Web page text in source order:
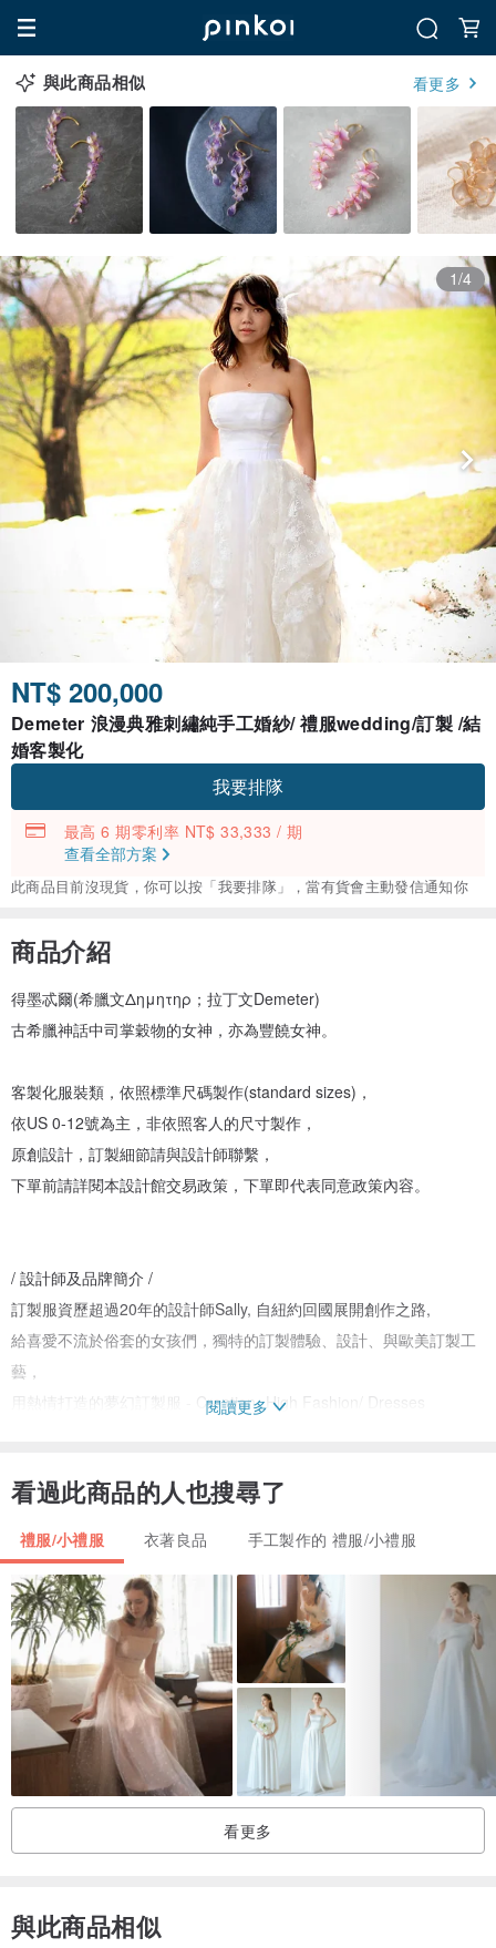
與此商品相似 看更多
1/4
NT$ 200,000
Demeter 浪漫典雅刺繡純手工婚紗/ 禮服wedding/訂製 /結
婚客製化
我要排隊
最高 6 期零利率 NT$ 33,333 / 期
查看全部方案
此商品目前沒現貨，你可以按「我要排隊」，當有貨會主動發信通知你
商品介紹
得墨忒爾(希臘文Δημητηρ；拉丁文Demeter)
古希臘神話中司掌穀物的女神，亦為豐饒女神。
客製化服裝類，依照標準尺碼製作(standard sizes)，
依US 0-12號為主，非依照客人的尺寸製作，
原創設計，訂製細節請與設計師聯繫，
下單前請詳閱本設計館交易政策，下單即代表同意政策內容。
/ 設計師及品牌簡介 /
訂製服資歷超過20年的設計師Sally, 自紐約回國展開創作之路,
給喜愛不流於俗套的女孩們，獨特的訂製體驗、設計、與歐美訂製工
藝，
用熱情打造的夢幻訂製服 - Creation- High Fashion/ Dresses
2013.May-December
National Taiwan Museum – Special Fashion Exhibition “Circle”
2013.March
Taiwan TV (brands talk show) – Introduction Sally F.Li brands and
story, Wedding Dress Show
2012. October
UK London Colorzoom High Fashion Show – Special Exhibition
2012. March
Chautauquawedding (USA) – Report of Sally F. Li wedding dress
A natural talent artist who has unlimited energy and enthusiasm
introduced my pieces to many people in various countries.
閱讀更多
看過此商品的人也搜尋了
禮服/小禮服 衣著良品 手工製作的 禮服/小禮服
看更多
與此商品相似